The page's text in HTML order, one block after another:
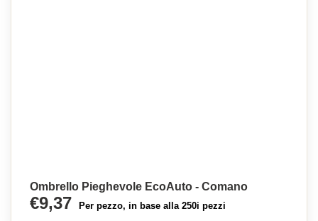
Ombrello Pieghevole EcoAuto - Comano
€9,37 Per pezzo, in base alla 250i pezzi